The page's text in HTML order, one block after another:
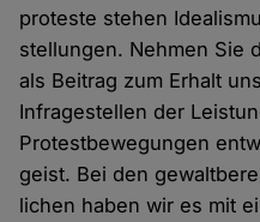
proteste stehen
stellungen. Nehmen Sie
als Beitrag zum Erhalt
Infrage­stellen der
Protest­bewegungen
geist. Bei den
lichen haben wir es mit